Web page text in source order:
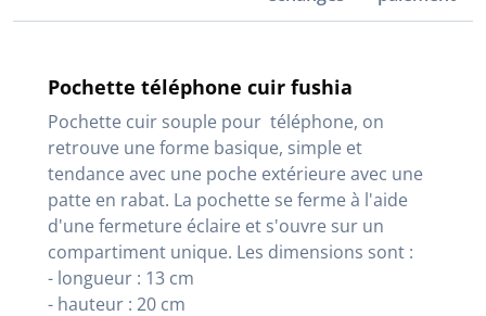
Pochette téléphone cuir fushia
Pochette cuir souple pour téléphone, on
retrouve une forme basique, simple et
tendance avec une poche extérieure avec une
patte en rabat. La pochette se ferme à l'aide
d'une fermeture éclaire et s'ouvre sur un
compartiment unique. Les dimensions sont :
- longueur : 13 cm
- hauteur : 20 cm